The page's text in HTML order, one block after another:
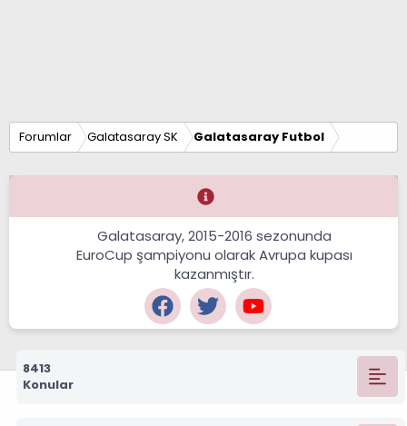
Forumlar Galatasaray SK Galatasaray Futbol
Galatasaray, 2015-2016 sezonunda
EuroCup şampiyonu olarak Avrupa kupası
kazanmıştır.
8413
Konular